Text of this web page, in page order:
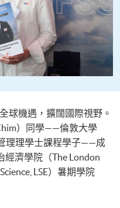
球機遇，擴闊國際視野。
）同學——倫敦大學
理理學士課程學子——成
濟學院（The London
LSE）暑期學院